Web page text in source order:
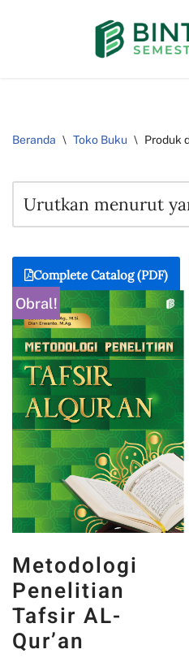
Beranda \ Toko Buku \ Produk
Complete Catalog (PDF)
Obral!
Metodologi
Penelitian
Tafsir AL-
Qur’an